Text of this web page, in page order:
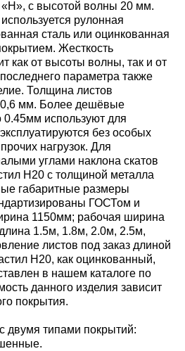
«Н», с высотой волны 20 мм.
рулонная
сталь или оцинкованная
Жесткость
как от высоты волны, так и от
параметра также
Толщина листов
0,6 мм. Более дешёвые
используют для
без особых
нагрузок. Для
углами наклона скатов
Н20 с толщиной металла
габаритные размеры
ГОСТом и
1150мм; рабочая ширина
1.5м, 1.8м, 2.0м, 2.5м,
листов под заказ длиной
Н20, как оцинкованный,
в нашем каталоге по
данного изделия зависит
покрытия.
двумя типами покрытий: